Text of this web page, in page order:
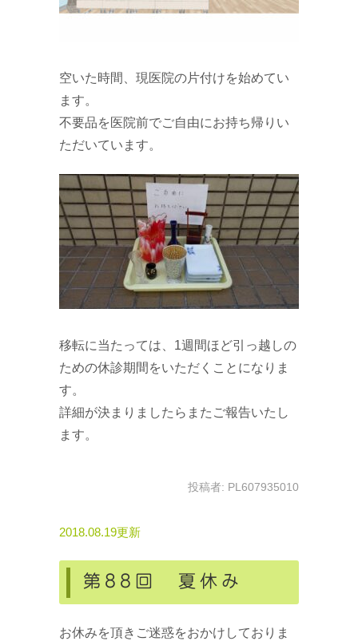
空いた時間、現医院の片付けを始めてい
ます。
不要品を医院前でご自由にお持ち帰りい
ただいています。
移転に当たっては、1週間ほど引っ越しの
ための休診期間をいただくことになりま
す。
詳細が決まりましたらまたご報告いたし
ます。
投稿者: PL607935010
2018.08.19更新
第88回 夏休み
お休みを頂きご迷惑をおかけしておりま